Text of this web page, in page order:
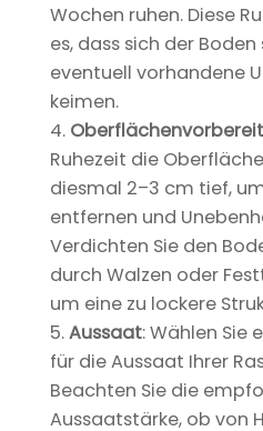
Wochen ruhen. Diese
es, dass sich der
eventuell vorhandene
keimen.
Ruhezeit die
diesmal 2–3 cm tief,
entfernen und
Verdichten Sie den
durch Walzen oder
um eine zu lockere
Aussaat: Wählen Sie
für die Aussaat Ihrer
Beachten Sie die
Aussaatstärke, ob von